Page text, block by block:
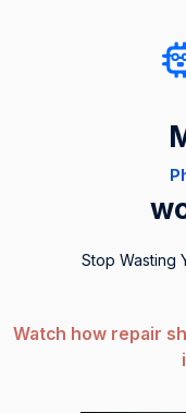
Stop Wasting
Watch how repair